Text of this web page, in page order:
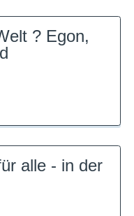
? Egon,
alle - in der